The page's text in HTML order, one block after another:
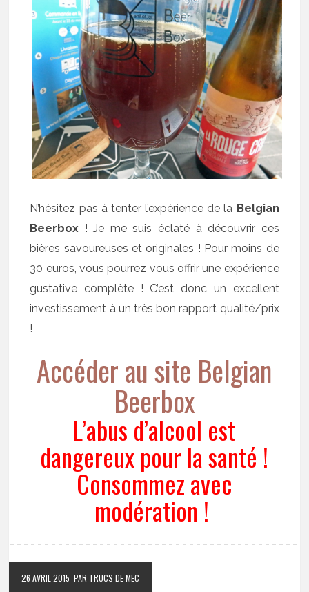
N’hésitez pas à tenter l’expérience de la Belgian
Beerbox ! Je me suis éclaté à découvrir ces
bières savoureuses et originales ! Pour moins de
30 euros, vous pourrez vous offrir une expérience
gustative complète ! C’est donc un excellent
investissement à un très bon rapport qualité/prix
!
Accéder au site Belgian
Beerbox
L’abus d’alcool est
dangereux pour la santé !
Consommez avec
modération !
26 AVRIL 2015 PAR TRUCS DE MEC